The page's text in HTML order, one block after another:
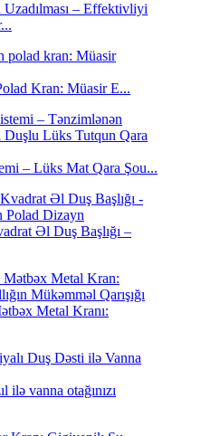
– Effektivliyi
Kran: Müasir E...
– Lüks Mat Qara Şou...
Əl Duş Başlığı –
Metal Kranı:
ilə vanna otağınızı